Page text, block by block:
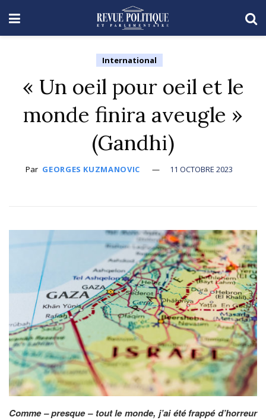
International
« Un oeil pour oeil et le
monde finira aveugle »
(Gandhi)
Par GEORGES KUZMANOVIC 11 OCTOBRE 2023
Comme – presque – tout le monde, j’ai été frappé d’horreur